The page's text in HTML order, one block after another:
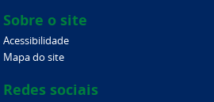
Sobre o site
Acessibilidade
Mapa do site
Redes sociais